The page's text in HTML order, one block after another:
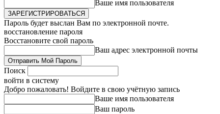
Ваше имя пользователя
Пароль будет выслан Вам по электронной почте.
восстановление пароля
Восстановите свой пароль
Ваш адрес электронной почты
Поиск
войти в систему
Добро пожаловать! Войдите в свою учётную запись
Ваше имя пользователя
Ваш пароль